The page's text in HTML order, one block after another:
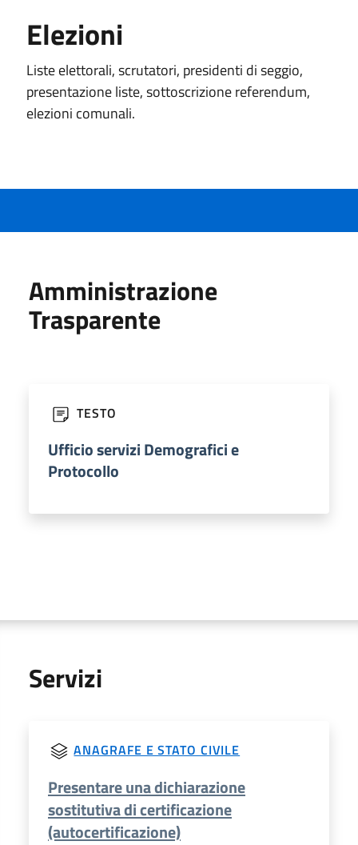
Elezioni
Liste elettorali, scrutatori, presidenti di seggio,
presentazione liste, sottoscrizione referendum,
elezioni comunali.
Amministrazione
Trasparente
TESTO
Ufficio servizi Demografici e
Protocollo
Servizi
ANAGRAFE E STATO CIVILE
Presentare una dichiarazione
sostitutiva di certificazione
(autocertificazione)